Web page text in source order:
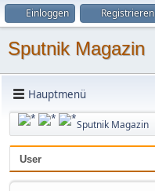
Einloggen Registrieren
Sputnik Magazin
Hauptmenü
Sputnik Magazin
User
Campi Flegrei
Martin:
2025-01-20, 14:23:37
⛅Wetter-Panorama:
Österreich
Urs:
2025-01-20, 14:27:08
⛅Wetter-Panorama
Schweiz